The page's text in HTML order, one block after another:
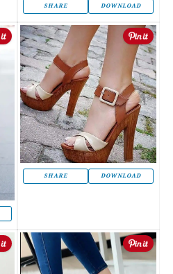
SHARE DOWNLOAD
SHARE DOWNLOAD